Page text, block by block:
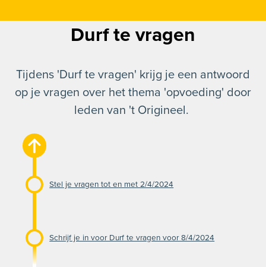
Durf te vragen
Tijdens 'Durf te vragen' krijg je een antwoord
op je vragen over het thema 'opvoeding' door
leden van 't Origineel.
Stel je vragen tot en met 2/4/2024
Schrijf je in voor Durf te vragen voor 8/4/2024